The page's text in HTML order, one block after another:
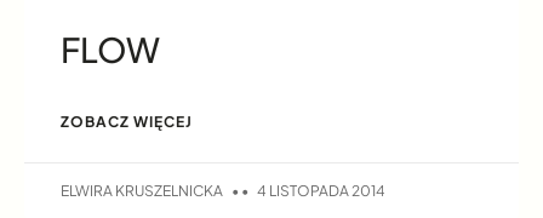
FLOW
ZOBACZ WIĘCEJ
ELWIRA KRUSZELNICKA 4 LISTOPADA 2014